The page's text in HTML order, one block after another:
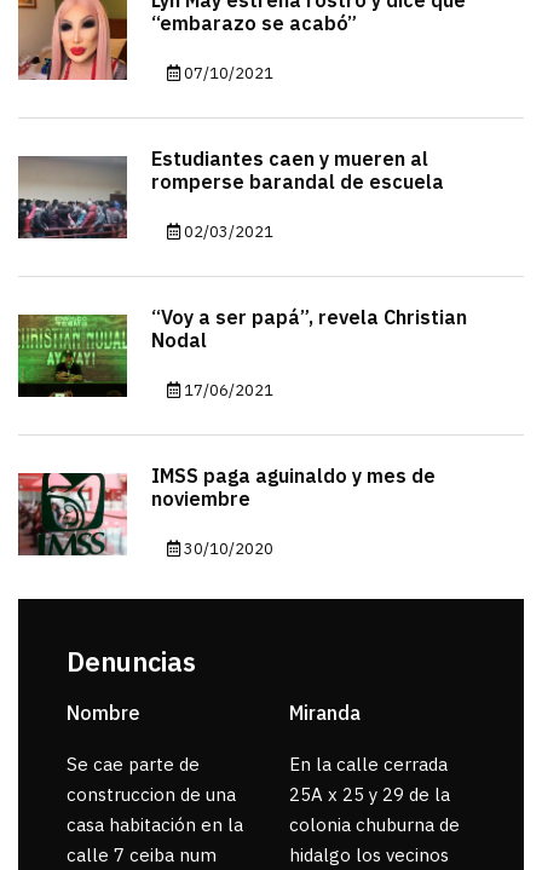
“embarazo se acabó”
07/10/2021
Estudiantes caen y mueren al
romperse barandal de escuela
02/03/2021
“Voy a ser papá”, revela Christian
Nodal
17/06/2021
IMSS paga aguinaldo y mes de
noviembre
30/10/2020
Denuncias
Nombre
Se cae parte de
construccion de una
casa habitación en la
calle 7 ceiba num
Miranda
En la calle cerrada
25A x 25 y 29 de la
colonia chuburna de
hidalgo los vecinos